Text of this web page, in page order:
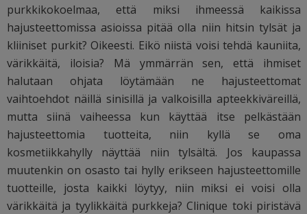
purkkikokoelmaa, että miksi ihmeessä kaikissa
hajusteettomissa asioissa pitää olla niin hitsin tylsät ja
kliiniset purkit? Oikeesti. Eikö niistä voisi tehdä kauniita,
värikkäitä, iloisia? Mä ymmärrän sen, että ihmiset
halutaan ohjata löytämään ne hajusteettomat
vaihtoehdot näillä sinisillä ja valkoisilla apteekkiväreillä,
mutta siinä vaiheessa kun käyttää itse pelkästään
hajusteettomia tuotteita, niin kyllä se oma
kosmetiikkahylly näyttää niin tylsältä. Jos kaupassa
muutenkin on osasto tai hylly erikseen hajusteettomille
tuotteille, josta kaikki löytyy, niin miksi ei voisi olla
värikkäitä ja tyylikkäitä purkkeja? Clinique toki piristävä